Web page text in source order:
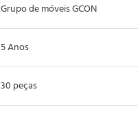
Grupo de móveis GCON
5 Anos
30 peças